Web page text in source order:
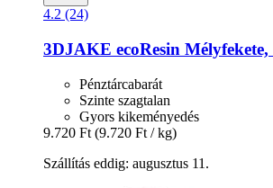
4.2 (24)
3DJAKE ecoResin Mélyfekete,
Pénztárcabarát
Szinte szagtalan
Gyors kikeményedés
9.720 Ft (9.720 Ft / kg)
Szállítás eddig: augusztus 11.